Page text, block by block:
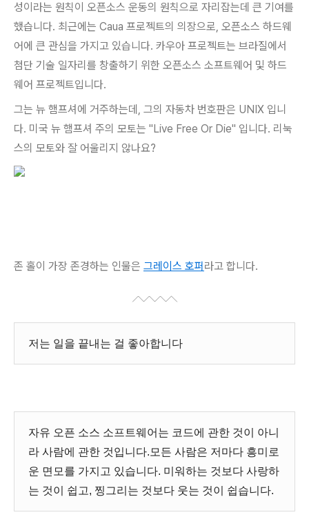
성이라는 원칙이 오픈소스 운동의 원칙으로 자리잡는데 큰 기여를
했습니다. 최근에는 Caua 프로젝트의 의장으로, 오픈소스 하드웨
어에 큰 관심을 가지고 있습니다. 카우아 프로젝트는 브라질에서
첨단 기술 일자리를 창출하기 위한 오픈소스 소프트웨어 및 하드
웨어 프로젝트입니다.
그는 뉴 햄프셔에 거주하는데, 그의 자동차 번호판은 UNIX 입니
다. 미국 뉴 햄프셔 주의 모토는 "Live Free Or Die" 입니다. 리눅
스의 모토와 잘 어울리지 않나요?
존 홀이 가장 존경하는 인물은 그레이스 호퍼라고 합니다.
저는 일을 끝내는 걸 좋아합니다
자유 오픈 소스 소프트웨어는 코드에 관한 것이 아니
라 사람에 관한 것입니다.모든 사람은 저마다 흥미로
운 면모를 가지고 있습니다. 미워하는 것보다 사랑하
는 것이 쉽고, 찡그리는 것보다 웃는 것이 쉽습니다.